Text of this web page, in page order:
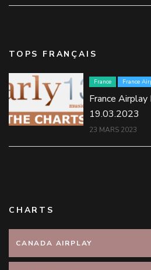
TOPS FRANÇAIS
France France
France Airplay
19.03.2023
23 MARS 2023
CHARTS
CANADA AIRPLAY